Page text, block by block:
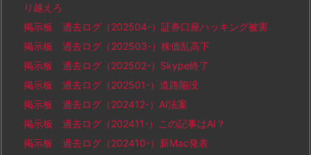
り越えろ
掲示板 過去ログ（202504-）証券口座ハッキング被害
掲示板 過去ログ（202503-）株価乱高下
掲示板 過去ログ（202502-）Skype終了
掲示板 過去ログ（202501-）道路陥没
掲示板 過去ログ（202412-）AI法案
掲示板 過去ログ（202411-）この記事はAI？
掲示板 過去ログ（202410-）新Mac発表